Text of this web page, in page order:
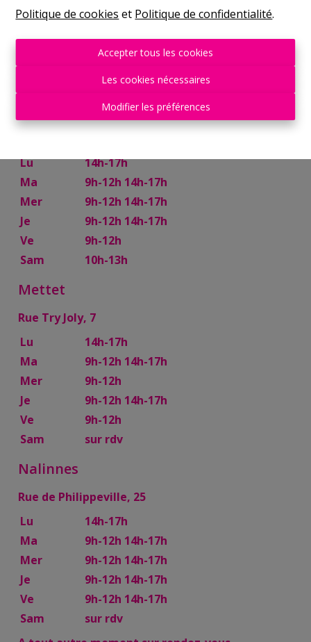
Politique de cookies et Politique de confidentialité.
Accepter tous les cookies
Les cookies nécessaires
Modifier les préférences
Lu
14h-17h
Ma
9h-12h 14h-17h
Mer
9h-12h 14h-17h
Je
9h-12h 14h-17h
Ve
9h-12h
Sam
10h-13h
Mettet
Rue Try Joly, 7
Lu
14h-17h
Ma
9h-12h 14h-17h
Mer
9h-12h
Je
9h-12h 14h-17h
Ve
9h-12h
Sam
sur rdv
Nalinnes
Rue de Philippeville, 25
Lu
14h-17h
Ma
9h-12h 14h-17h
Mer
9h-12h 14h-17h
Je
9h-12h 14h-17h
Ve
9h-12h 14h-17h
Sam
sur rdv